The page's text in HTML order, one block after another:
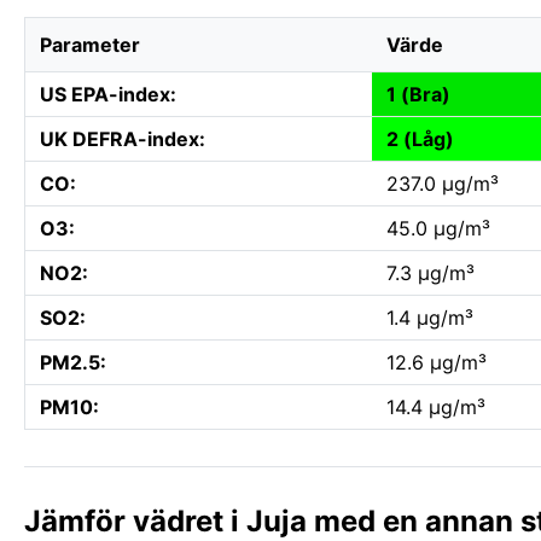
Parameter Värde
US EPA-index:
1 (Bra)
UK DEFRA-index:
2 (Låg)
CO:
237.0 µg/m³
O3:
45.0 µg/m³
NO2:
7.3 µg/m³
SO2:
1.4 µg/m³
PM2.5:
12.6 µg/m³
PM10:
14.4 µg/m³
Jämför vädret i Juja med en annan